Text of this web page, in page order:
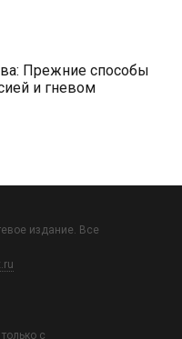
Прежние способы
и гневом
издание. Все
с